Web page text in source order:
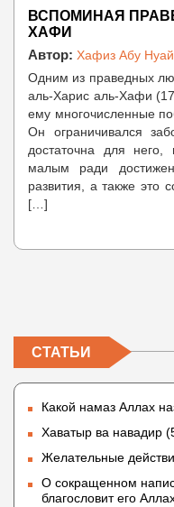
ВСПОМИНАЯ
ХАФИ
Автор: Хафиз Абу
Одним из праведных
аль-Харис аль-Хафи
ему многочисленные
Он ограничивался
достаточна для него,
малым ради
развития, а также это
[…]
СТАТЬИ
Какой намаз Аллах
Хаватыр ва навадир
Желательные
О сокращенном
благословит его